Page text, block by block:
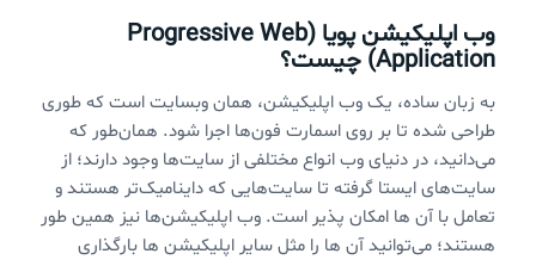
وب اپلیکیشن پویا (Progressive Web
Application) چیست؟
به زبان ساده، یک وب اپلیکیشن، همان وبسایت است که طوری
طراحی شده تا بر روی اسمارت فون‌ها اجرا شود. همان‌طور که
می‌دانید، در دنیای وب انواع مختلفی از سایت‌ها وجود دارند؛ از
سایت‌های ایستا گرفته تا سایت‌هایی که داینامیک‌تر هستند و
تعامل با آن ها امکان پذیر است. وب اپلیکیشن‌ها نیز همین طور
هستند؛ می‌توانید آن ها را مثل سایر اپلیکیشن ها بارگذاری